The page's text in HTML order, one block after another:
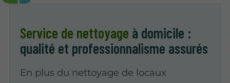
Service de nettoyage à domicile :
qualité et professionnalisme assurés
En plus du nettoyage de locaux